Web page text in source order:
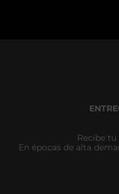
Recibe
En épocas de alta